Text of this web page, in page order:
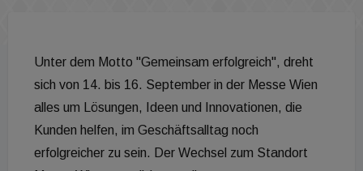
Unter dem Motto "Gemeinsam erfolgreich", dreht
sich von 14. bis 16. September in der Messe Wien
alles um Lösungen, Ideen und Innovationen, die
Kunden helfen, im Geschäftsalltag noch
erfolgreicher zu sein. Der Wechsel zum Standort